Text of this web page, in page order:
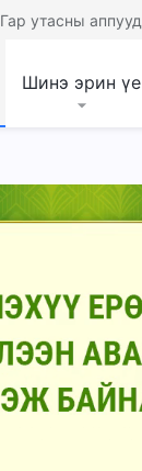
Гар утасны аппууд
Шинэ эрин үе